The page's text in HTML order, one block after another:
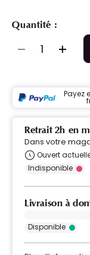
Quantité :
Payez
Retrait 2h en
Dans votre
Ouvert
Indisponible
Livraison à
Disponible